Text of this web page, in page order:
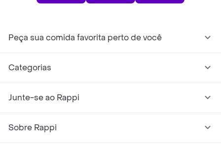
Peça sua comida favorita perto de você
Categorias
Junte-se ao Rappi
Sobre Rappi